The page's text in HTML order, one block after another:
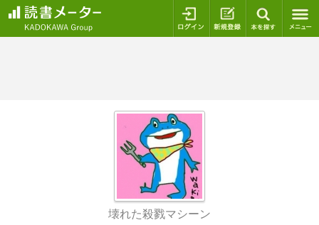
ログイン 新規登録
壊れた殺戮マシーン